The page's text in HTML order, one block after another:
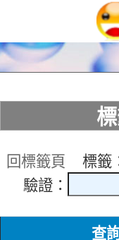
回標籤頁 標籤
驗證：
查